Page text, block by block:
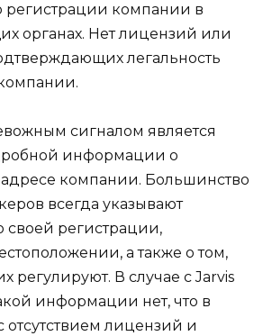
компании в
органах. Нет лицензий или
легальность
сигналом является
информации о
компании. Большинство
всегда указывают
регистрации,
а также о том,
регулируют. В случае с Jarvis
информации нет, что в
отсутствием лицензий и